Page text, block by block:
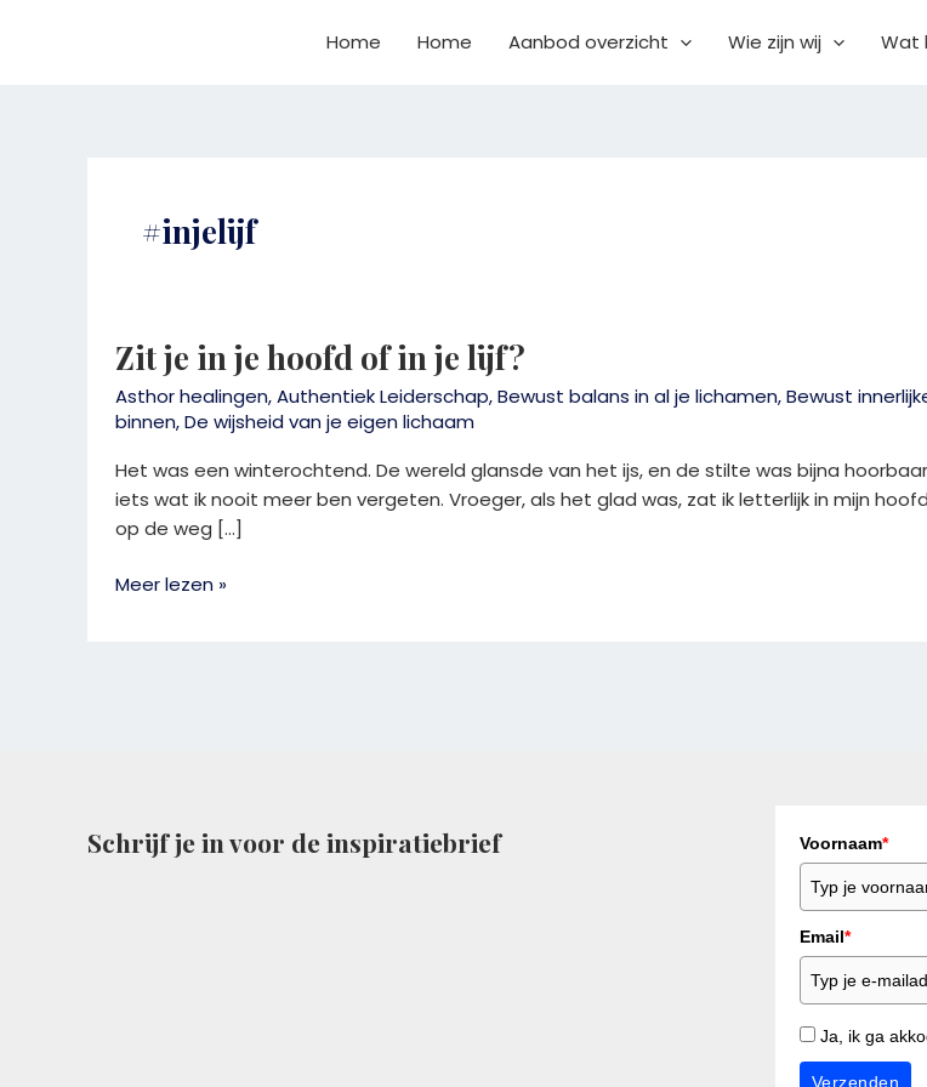
Home Home Aanbod overzicht Wie zijn wij Wat
#injelijf
Zit je in je hoofd of in je lijf?
Asthor healingen,Authentiek Leiderschap,Bewust balans in al je lichamen,Bewust
binnen,De wijsheid van je eigen lichaam
Het was een winterochtend. De wereld glansde van het ijs, en de stilte was bijna
iets wat ik nooit meer ben vergeten. Vroeger, als het glad was, zat ik letterlijk in mijn
op de weg […]
je
je
of
in
je
Meer lezen »
Schrijf je in voor de inspiratiebrief Voornaam*
Email*
Ja, ik ga
Verzenden